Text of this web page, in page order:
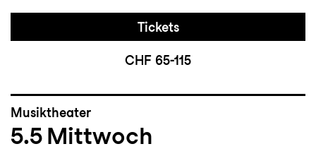
Tickets
CHF 65-115
Musiktheater
5.5 Mittwoch